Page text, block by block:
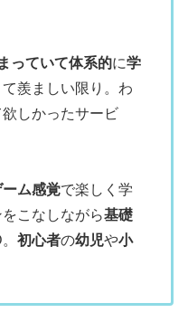
っていて体系的に学
羨ましい限り。わ
しかったサービ
ーム感覚で楽しく学
こなしながら基礎
初心者の幼児や小